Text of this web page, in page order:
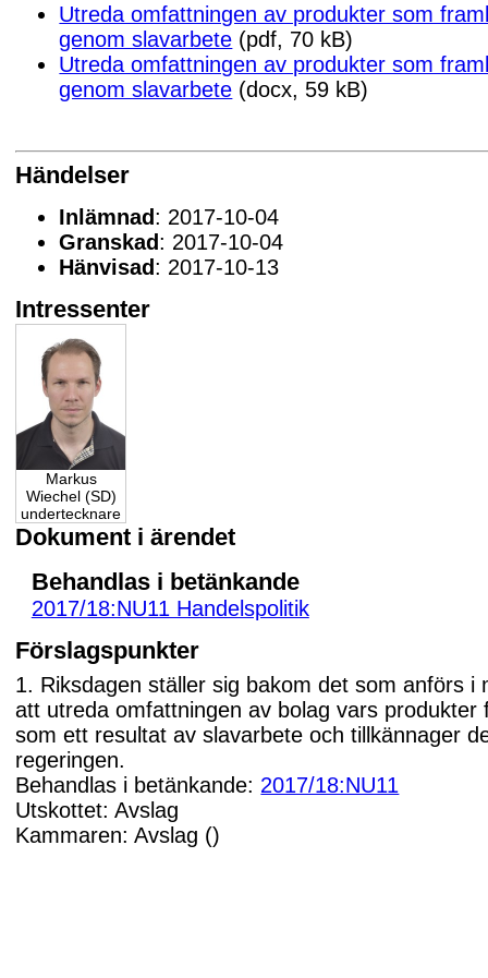
Utreda omfattningen av produkter som
genom slavarbete (pdf, 70 kB)
Utreda omfattningen av produkter som
genom slavarbete (docx, 59 kB)
Händelser
Inlämnad: 2017-10-04
Granskad: 2017-10-04
Hänvisad: 2017-10-13
Intressenter
Markus
Wiechel (SD)
undertecknare
Dokument i ärendet
Behandlas i betänkande
2017/18:NU11 Handelspolitik
Förslagspunkter
1. Riksdagen ställer sig bakom det som anförs i
att utreda omfattningen av bolag vars produkter
som ett resultat av slavarbete och tillkännager
regeringen.
Behandlas i betänkande: 2017/18:NU11
Utskottet: Avslag
Kammaren: Avslag ()